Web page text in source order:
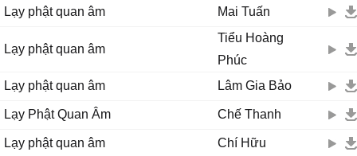
Lạy phật quan âm
Mai Tuấn
Lạy phật quan âm
Tiểu Hoàng
Phúc
Lạy phật quan âm
Lâm Gia Bảo
Lạy Phật Quan Âm Chế Thanh
Lạy phật quan âm Chí Hữu